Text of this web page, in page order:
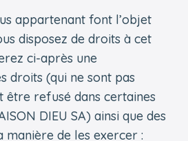
appartenant font l’objet
disposez de droits à cet
ci-après une
droits (qui ne sont pas
être refusé dans certaines
DIEU SA) ainsi que des
de les exercer :